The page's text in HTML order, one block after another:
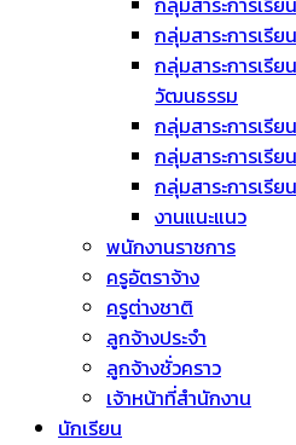
กลุ่มสาระการเรีย
กลุ่มสาระการเรี
วัฒนธรรม
กลุ่มสาระการเรี
กลุ่มสาระการเรี
กลุ่มสาระการเรีย
งานแนะแนว
พนักงานราชการ
ครูอัตราจ้าง
ครูต่างชาติ
ลูกจ้างประจำ
ลูกจ้างชั่วคราว
เจ้าหน้าที่สำนักงาน
นักเรียน